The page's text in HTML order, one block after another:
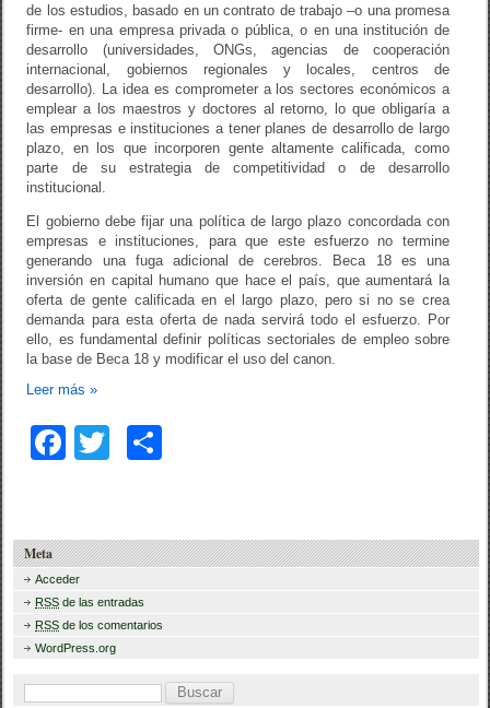
de los estudios, basado en un contrato de trabajo –o una promesa
firme- en una empresa privada o pública, o en una institución de
desarrollo (universidades, ONGs, agencias de cooperación
internacional, gobiernos regionales y locales, centros de
desarrollo). La idea es comprometer a los sectores económicos a
emplear a los maestros y doctores al retorno, lo que obligaría a
las empresas e instituciones a tener planes de desarrollo de largo
plazo, en los que incorporen gente altamente calificada, como
parte de su estrategia de competitividad o de desarrollo
institucional.
El gobierno debe fijar una política de largo plazo concordada con
empresas e instituciones, para que este esfuerzo no termine
generando una fuga adicional de cerebros. Beca 18 es una
inversión en capital humano que hace el país, que aumentará la
oferta de gente calificada en el largo plazo, pero si no se crea
demanda para esta oferta de nada servirá todo el esfuerzo. Por
ello, es fundamental definir políticas sectoriales de empleo sobre
la base de Beca 18 y modificar el uso del canon.
Leer más»
F
e
b
o
o
k
T
er p
tir
Meta
Acceder
RSS de las entradas
RSS de los comentarios
WordPress.org
B